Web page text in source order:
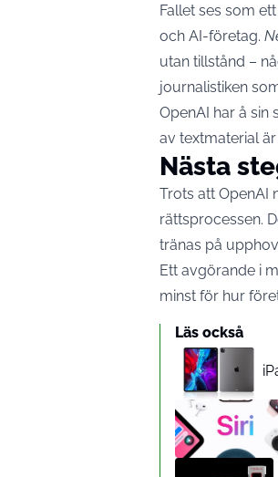
Fallet ses som
och AI-företag.
utan tillstånd –
journalistiken
OpenAI har å sin
av textmaterial är
Nästa
Trots att OpenAI
rättsprocessen.
tränas på
Ett avgörande i
minst för hur
Läs också